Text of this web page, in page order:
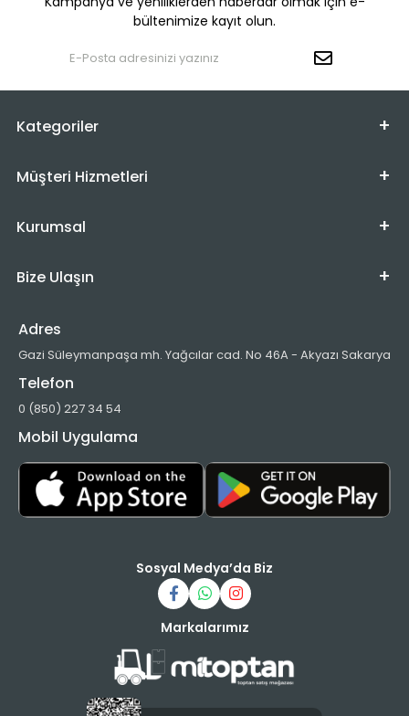
bültenimize kayıt olun.
Kategoriler
Müşteri Hizmetleri
Kurumsal
Bize Ulaşın
Adres
Gazi Süleymanpaşa mh. Yağcılar cad. No 46A - Akyazı Sakarya
Telefon
0 (850) 227 34 54
Mobil Uygulama
Sosyal Medya’da Biz
Markalarımız